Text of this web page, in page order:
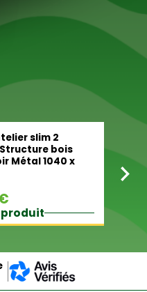
slim 2
bois
Métal 1040 x
produit